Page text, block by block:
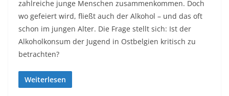
zahlreiche junge Menschen zusammenkommen. Doch
wo gefeiert wird, fließt auch der Alkohol – und das oft
schon im jungen Alter. Die Frage stellt sich: Ist der
Alkoholkonsum der Jugend in Ostbelgien kritisch zu
betrachten?
Weiterlesen